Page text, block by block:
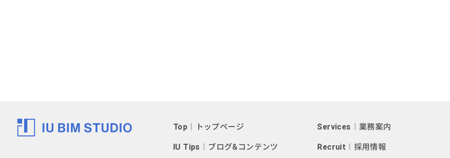
Top ︱トップページ Services ︱業務案内
IU Tips ︱ブログ&コンテンツ Recruit ︱採用情報